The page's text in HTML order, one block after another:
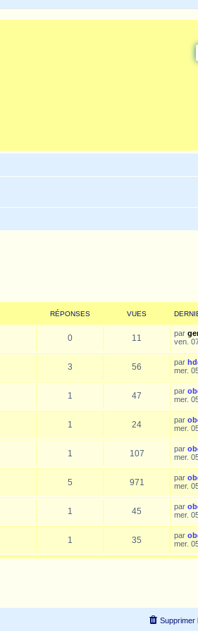
RÉPONSES VUES
0 11 par
ven.
3 56 par
mer.
1 47 par
mer.
1 24 par
mer.
1 107 par
mer.
5 971 par
mer.
1 45 par
mer.
1 35 par
mer.
Supprimer